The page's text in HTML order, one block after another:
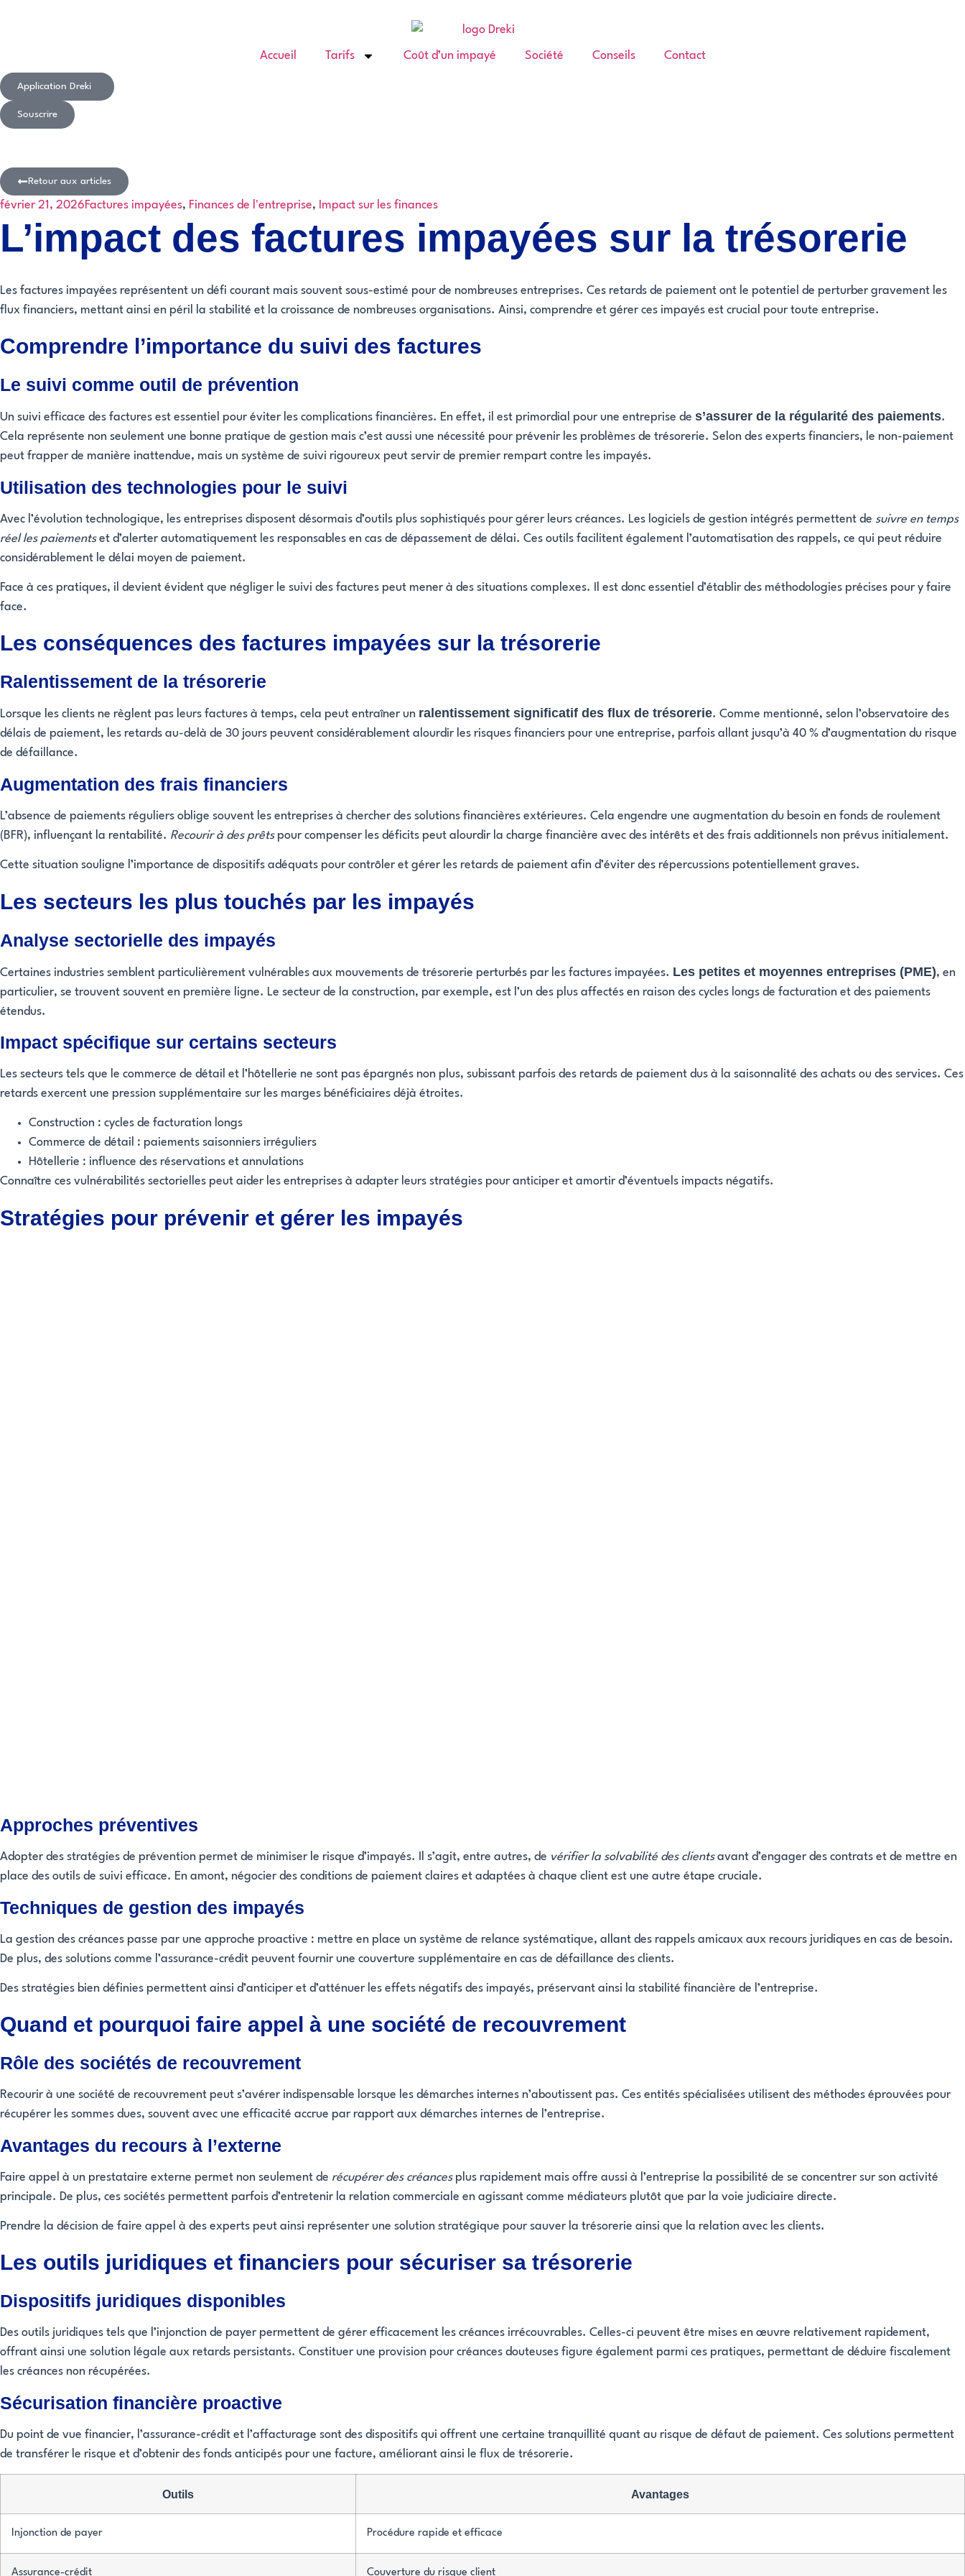
Accueil Tarifs Coût d’un impayé Société Conseils Contact
Application Dreki
Souscrire
Retour aux articles
février 21, 2026Factures impayées, Finances de l'entreprise, Impact sur les finances
L’impact des factures impayées sur la trésorerie
Les factures impayées représentent un défi courant mais souvent sous-estimé pour de nombreuses entreprises. Ces retards de paiement ont le potentiel de perturber gravement les
flux financiers, mettant ainsi en péril la stabilité et la croissance de nombreuses organisations. Ainsi, comprendre et gérer ces impayés est crucial pour toute entreprise.
Comprendre l’importance du suivi des factures
Le suivi comme outil de prévention
Un suivi efficace des factures est essentiel pour éviter les complications financières. En effet, il est primordial pour une entreprise de s’assurer de la régularité des paiements.
Cela représente non seulement une bonne pratique de gestion mais c’est aussi une nécessité pour prévenir les problèmes de trésorerie. Selon des experts financiers, le non-paiement
peut frapper de manière inattendue, mais un système de suivi rigoureux peut servir de premier rempart contre les impayés.
Utilisation des technologies pour le suivi
Avec l’évolution technologique, les entreprises disposent désormais d’outils plus sophistiqués pour gérer leurs créances. Les logiciels de gestion intégrés permettent de suivre en temps
réel les paiementset d’alerter automatiquement les responsables en cas de dépassement de délai. Ces outils facilitent également l’automatisation des rappels, ce qui peut réduire
considérablement le délai moyen de paiement.
Face à ces pratiques, il devient évident que négliger le suivi des factures peut mener à des situations complexes. Il est donc essentiel d’établir des méthodologies précises pour y faire
face.
Les conséquences des factures impayées sur la trésorerie
Ralentissement de la trésorerie
Lorsque les clients ne règlent pas leurs factures à temps, cela peut entraîner un ralentissement significatif des flux de trésorerie. Comme mentionné, selon l’observatoire des
délais de paiement, les retards au-delà de 30 jours peuvent considérablement alourdir les risques financiers pour une entreprise, parfois allant jusqu’à 40 % d’augmentation du risque
de défaillance.
Augmentation des frais financiers
L’absence de paiements réguliers oblige souvent les entreprises à chercher des solutions financières extérieures. Cela engendre une augmentation du besoin en fonds de roulement
(BFR), influençant la rentabilité. Recourir à des prêtspour compenser les déficits peut alourdir la charge financière avec des intérêts et des frais additionnels non prévus initialement.
Cette situation souligne l’importance de dispositifs adéquats pour contrôler et gérer les retards de paiement afin d’éviter des répercussions potentiellement graves.
Les secteurs les plus touchés par les impayés
Analyse sectorielle des impayés
Certaines industries semblent particulièrement vulnérables aux mouvements de trésorerie perturbés par les factures impayées. Les petites et moyennes entreprises (PME), en
particulier, se trouvent souvent en première ligne. Le secteur de la construction, par exemple, est l’un des plus affectés en raison des cycles longs de facturation et des paiements
étendus.
Impact spécifique sur certains secteurs
Les secteurs tels que le commerce de détail et l’hôtellerie ne sont pas épargnés non plus, subissant parfois des retards de paiement dus à la saisonnalité des achats ou des services. Ces
retards exercent une pression supplémentaire sur les marges bénéficiaires déjà étroites.
Construction : cycles de facturation longs
Commerce de détail : paiements saisonniers irréguliers
Hôtellerie : influence des réservations et annulations
Connaître ces vulnérabilités sectorielles peut aider les entreprises à adapter leurs stratégies pour anticiper et amortir d’éventuels impacts négatifs.
Stratégies pour prévenir et gérer les impayés
Approches préventives
Adopter des stratégies de prévention permet de minimiser le risque d’impayés. Il s’agit, entre autres, de vérifier la solvabilité des clientsavant d’engager des contrats et de mettre en
place des outils de suivi efficace. En amont, négocier des conditions de paiement claires et adaptées à chaque client est une autre étape cruciale.
Techniques de gestion des impayés
La gestion des créances passe par une approche proactive : mettre en place un système de relance systématique, allant des rappels amicaux aux recours juridiques en cas de besoin.
De plus, des solutions comme l’assurance-crédit peuvent fournir une couverture supplémentaire en cas de défaillance des clients.
Des stratégies bien définies permettent ainsi d’anticiper et d’atténuer les effets négatifs des impayés, préservant ainsi la stabilité financière de l’entreprise.
Quand et pourquoi faire appel à une société de recouvrement
Rôle des sociétés de recouvrement
Recourir à une société de recouvrement peut s’avérer indispensable lorsque les démarches internes n’aboutissent pas. Ces entités spécialisées utilisent des méthodes éprouvées pour
récupérer les sommes dues, souvent avec une efficacité accrue par rapport aux démarches internes de l’entreprise.
Avantages du recours à l’externe
Faire appel à un prestataire externe permet non seulement de récupérer des créancesplus rapidement mais offre aussi à l’entreprise la possibilité de se concentrer sur son activité
principale. De plus, ces sociétés permettent parfois d’entretenir la relation commerciale en agissant comme médiateurs plutôt que par la voie judiciaire directe.
Prendre la décision de faire appel à des experts peut ainsi représenter une solution stratégique pour sauver la trésorerie ainsi que la relation avec les clients.
Les outils juridiques et financiers pour sécuriser sa trésorerie
Dispositifs juridiques disponibles
Des outils juridiques tels que l’injonction de payer permettent de gérer efficacement les créances irrécouvrables. Celles-ci peuvent être mises en œuvre relativement rapidement,
offrant ainsi une solution légale aux retards persistants. Constituer une provision pour créances douteuses figure également parmi ces pratiques, permettant de déduire fiscalement
les créances non récupérées.
Sécurisation financière proactive
Du point de vue financier, l’assurance-crédit et l’affacturage sont des dispositifs qui offrent une certaine tranquillité quant au risque de défaut de paiement. Ces solutions permettent
de transférer le risque et d’obtenir des fonds anticipés pour une facture, améliorant ainsi le flux de trésorerie.
Outils Avantages
Injonction de payer Procédure rapide et efficace
Assurance-crédit Couverture du risque client